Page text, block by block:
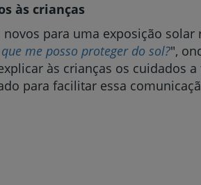
às crianças
para uma exposição solar
me posso proteger do sol?",
às crianças os cuidados a
para facilitar essa